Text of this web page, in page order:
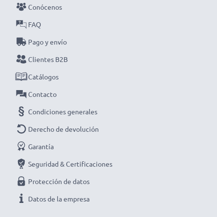
cargador inteligente y compacto con pantalla LCD de
CELLONIC. ¡Haz tu pedido ahora con entrega rápida y
garantía de 3 años!
Conócenos
FAQ
Pago y envío
Clientes B2B
Catálogos
Contacto
Condiciones generales
Derecho de devolución
Garantía
Seguridad & Certificaciones
Protección de datos
Datos de la empresa